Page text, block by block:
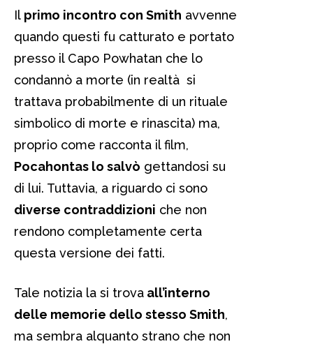
Il primo incontro con Smith avvenne
quando questi fu catturato e portato
presso il Capo Powhatan che lo
condannò a morte (in realtà si
trattava probabilmente di un rituale
simbolico di morte e rinascita) ma,
proprio come racconta il film,
Pocahontas lo salvò gettandosi su
di lui. Tuttavia, a riguardo ci sono
diverse contraddizioni che non
rendono completamente certa
questa versione dei fatti.
Tale notizia la si trova all’interno
delle memorie dello stesso Smith,
ma sembra alquanto strano che non